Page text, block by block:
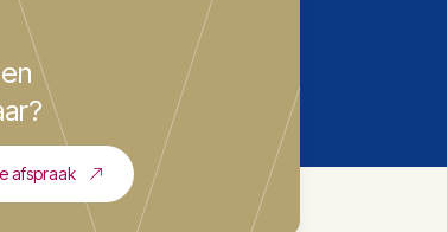
afspraak